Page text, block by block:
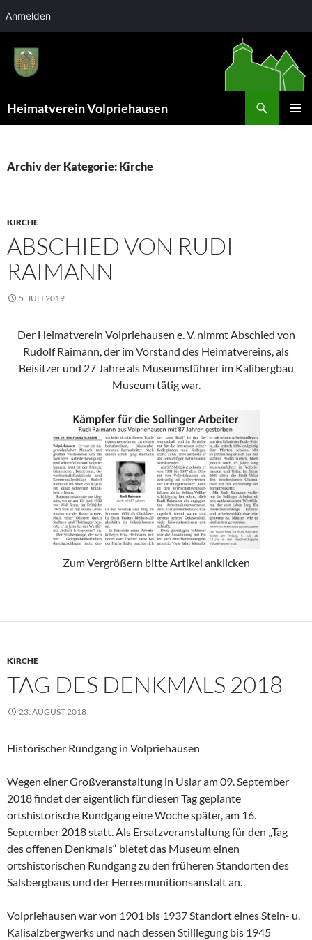
Anmelden
Inhalt
springen
Heimatverein Volpriehausen
Archiv der Kategorie: Kirche
KIRCHE
ABSCHIED VON RUDI
RAIMANN
5. JULI 2019
Der Heimatverein Volpriehausen e. V. nimmt Abschied von
Rudolf Raimann, der im Vorstand des Heimatvereins, als
Beisitzer und 27 Jahre als Museumsführer im Kalibergbau
Museum tätig war.
Zum Vergrößern bitte Artikel anklicken
KIRCHE
TAG DES DENKMALS 2018
23. AUGUST 2018
Historischer Rundgang in Volpriehausen
Wegen einer Großveranstaltung in Uslar am 09. September
2018 findet der eigentlich für diesen Tag geplante
ortshistorische Rundgang eine Woche später, am 16.
September 2018 statt. Als Ersatzveranstaltung für den „Tag
des offenen Denkmals“ bietet das Museum einen
ortshistorischen Rundgang zu den früheren Standorten des
Salsbergbaus und der Herresmunitionsanstalt an.
Volpriehausen war von 1901 bis 1937 Standort eines Stein- u.
Kalisalzbergwerks und nach dessen Stilllegung bis 1945